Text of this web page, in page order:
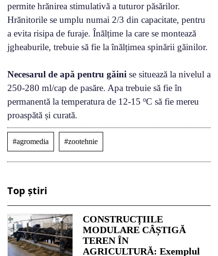
permite hrănirea stimulativă a tuturor păsărilor.
Hrănitorile se umplu numai 2/3 din capacitate, pentru
a evita risipa de furaje. Înălțime la care se montează
jgheaburile, trebuie să fie la înălțimea spinării găinilor.
Necesarul de apă pentru găini se situează la nivelul a
250-280 ml/cap de pasăre. Apa trebuie să fie în
permanentă la temperatura de 12-15 ºC să fie mereu
proaspătă și curată.
#agromedia #zootehnie
Top știri
CONSTRUCȚIILE
MODULARE CÂȘTIGĂ
TEREN ÎN
AGRICULTURĂ: Exemplul